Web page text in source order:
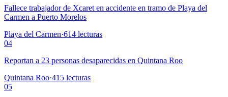
Fallece trabajador de Xcaret en accidente en tramo de Playa del
Carmen a Puerto Morelos
Playa del Carmen·614 lecturas
04
Reportan a 23 personas desaparecidas en Quintana Roo
Quintana Roo·415 lecturas
05